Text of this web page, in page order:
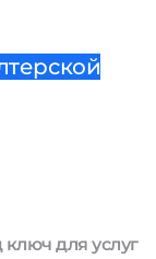
для услуг